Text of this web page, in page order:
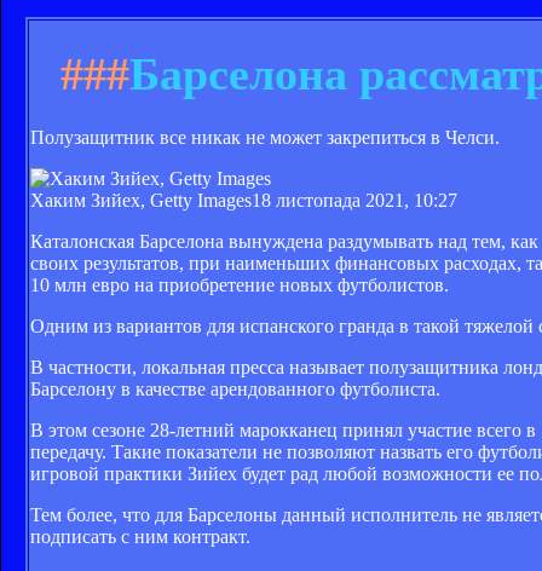
###Барселона
Полузащитник все никак не может закрепиться в Челси.
Хаким Зийех, Getty Images18 листопада 2021, 10:27
Каталонская Барселона вынуждена раздумывать над тем,
своих результатов, при наименьших финансовых расходах,
10 млн евро на приобретение новых футболистов.
Одним из вариантов для испанского гранда в такой
В частности, локальная пресса называет полузащитника
Барселону в качестве арендованного футболиста.
В этом сезоне 28-летний марокканец принял участие всего
передачу. Такие показатели не позволяют назвать его
игровой практики Зийех будет рад любой возможности ее
Тем более, что для Барселоны данный исполнитель не
подписать с ним контракт.